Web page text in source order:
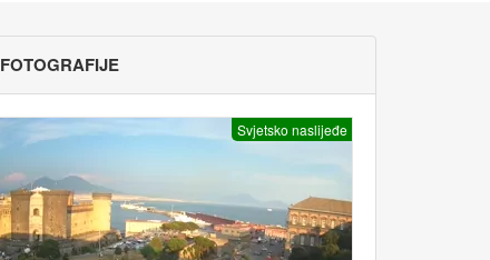
FOTOGRAFIJE
Svjetsko naslijeđe